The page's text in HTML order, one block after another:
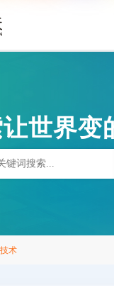
世界变
术